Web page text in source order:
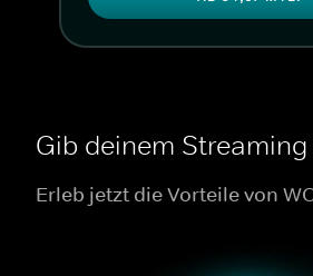
Gib deinem
Erleb jetzt die Vorteile von